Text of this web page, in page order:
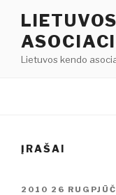
turinio
Lietuvos kendo
ĮRAŠAI
PASKELBTA
2010 26